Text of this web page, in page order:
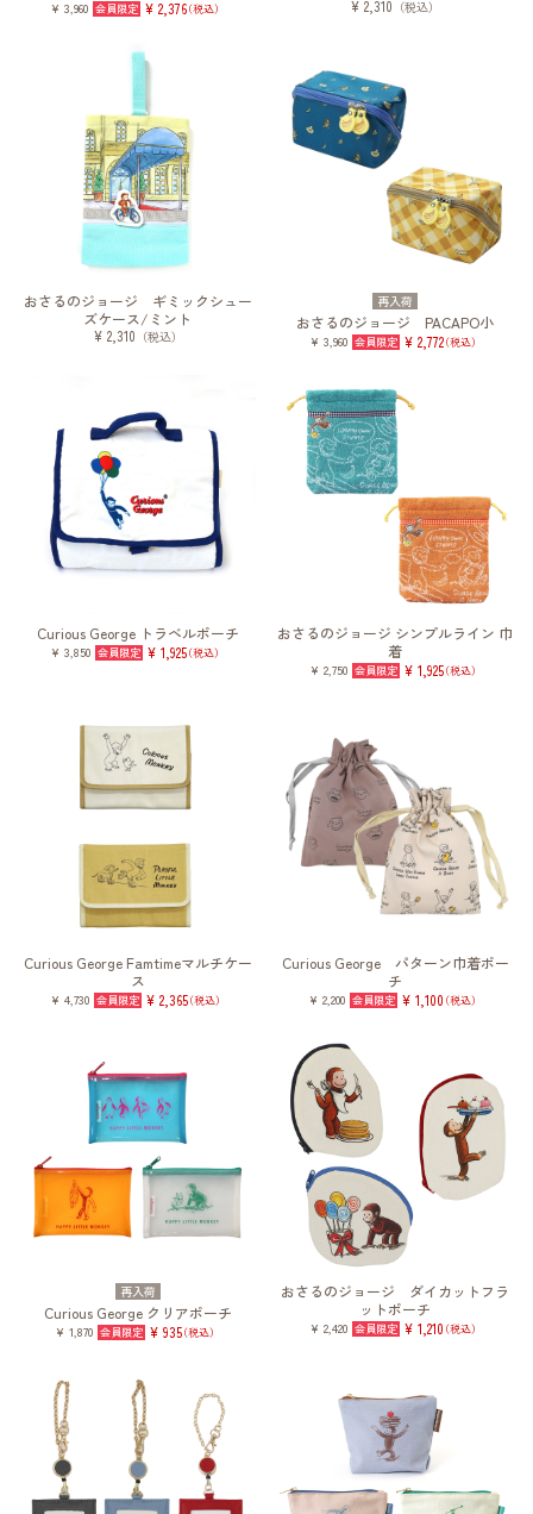
¥ 3,960 ¥ 2,376（税込） ¥ 2,310 （税込）
おさるのジョージ ギミックシュー
ズケース/ミント
¥ 2,310 （税込）
再入荷
おさるのジョージ PACAPO小
¥ 3,960 ¥ 2,772（税込）
Curious George トラベルポーチ
¥ 3,850 ¥ 1,925（税込）
おさるのジョージ シンプルライン 巾
着
¥ 2,750 ¥ 1,925（税込）
Curious George Famtimeマルチケー
ス
¥ 4,730 ¥ 2,365（税込）
Curious George パターン巾着ポー
チ
¥ 2,200 ¥ 1,100（税込）
再入荷
Curious George クリアポーチ
¥ 1,870 ¥ 935（税込）
おさるのジョージ ダイカットフラ
ットポーチ
¥ 2,420 ¥ 1,210（税込）